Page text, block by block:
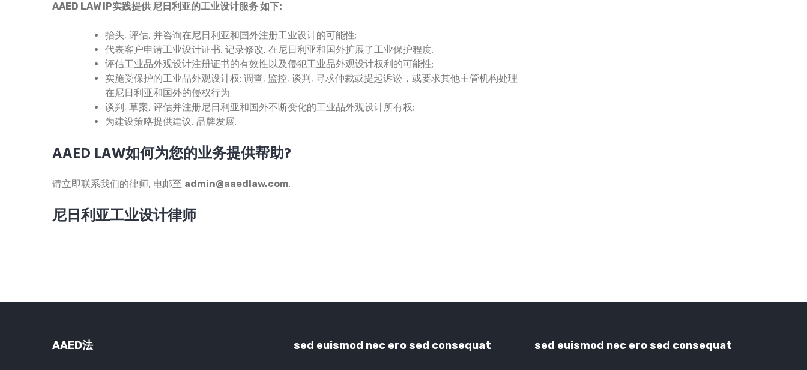
AAED LAW IP实践提供 尼日利亚的工业设计服务如下:
抬头, 评估, 并咨询在尼日利亚和国外注册工业设计的可能性;
代表客户申请工业设计证书, 记录修改, 在尼日利亚和国外扩展了工业保护程度;
评估工业品外观设计注册证书的有效性以及侵犯工业品外观设计权利的可能性;
实施受保护的工业品外观设计权: 调查, 监控, 谈判, 寻求仲裁或提起诉讼，或要求其他主管机构处理
在尼日利亚和国外的侵权行为;
谈判, 草案, 评估并注册尼日利亚和国外不断变化的工业品外观设计所有权;
为建设策略提供建议, 品牌发展;
AAED LAW如何为您的业务提供帮助?
请立即联系我们的律师, 电邮至 admin@aaedlaw.com.
尼日利亚工业设计律师
AAED法 sed euismod nec ero sed consequat sed euismod nec ero sed consequat